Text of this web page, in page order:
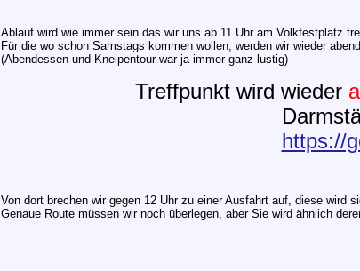
Ablauf wird wie immer sein das wir uns ab 11 Uhr am Volkfestplatz
Für die wo schon Samstags kommen wollen, werden wir wieder
(Abendessen und Kneipentour war ja immer ganz lustig)
Treffpunkt wird wieder
https://
Von dort brechen wir gegen 12 Uhr zu einer Ausfahrt auf, diese wird
Genaue Route müssen wir noch überlegen, aber Sie wird ähnlich